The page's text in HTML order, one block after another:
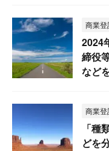
商業登
2024
締役
など
商業登
「種
どを